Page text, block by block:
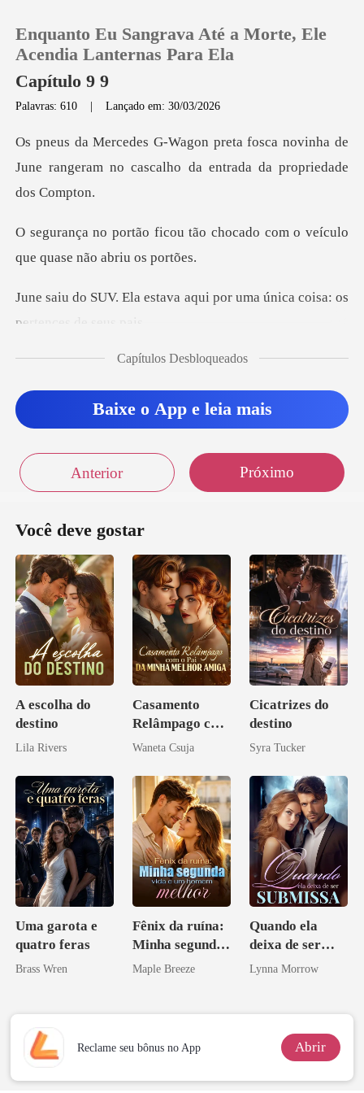
Loja
Sair
Enquanto Eu Sangrava Até a Morte, Ele
Acendia Lanternas Para Ela
Capítulo 9 9
Palavras: 610 |Lançado em: 30/03/2026
ca novinha de
June rangeram no cascalh
tão chocado com o veículo
qu
a aqui por uma única coisa:
enormes portas de
Capítulos Desbloqueados
Baixe o App e leia mais
Anterior Próximo
Você deve gostar
A escolha do
destino
Lila Rivers
Casamento
Relâmpago com
o Pai da Minha
Waneta Csuja
Cicatrizes do
destino
Syra Tucker
Uma garota e
quatro feras
Brass Wren
Fênix da ruína:
Minha segunda
vida e um
Maple Breeze
Quando ela
deixa de ser
submissa
Lynna Morrow
Reclame seu bônus no App Abrir